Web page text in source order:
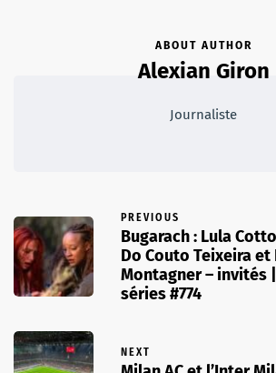
ABOUT AUTHOR
Alexian Giron
Journaliste
PREVIOUS
Bugarach : Lula
Do Couto Teixeira et
Montagner – invités
séries #774
NEXT